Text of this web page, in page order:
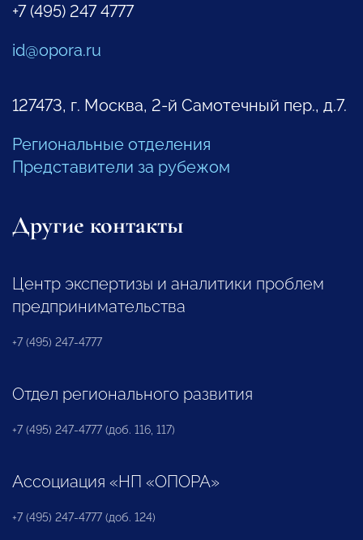
+7 (495) 247 4777
id@opora.ru
127473, г. Москва, 2-й Самотечный пер., д.7.
Региональные отделения
Представители за рубежом
Другие контакты
Центр экспертизы и аналитики проблем
предпринимательства
+7 (495) 247-4777
Отдел регионального развития
+7 (495) 247-4777 (доб. 116, 117)
Ассоциация «НП «ОПОРА»
+7 (495) 247-4777 (доб. 124)